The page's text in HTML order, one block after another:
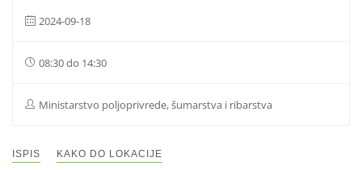
2024-09-18
08:30 do 14:30
Ministarstvo poljoprivrede, šumarstva i ribarstva
ISPIS KAKO DO LOKACIJE